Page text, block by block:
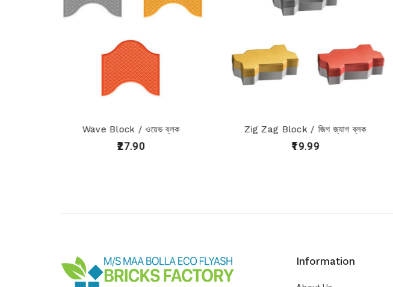
Wave Block / ওয়েভ ব্লক Zig Zag Block / জিগ জ্যাগ ব্লক
Information